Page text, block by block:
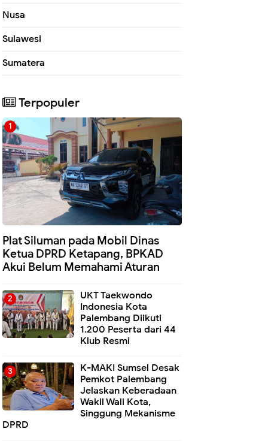
Nusa
Sulawesi
Sumatera
Terpopuler
Plat Siluman pada Mobil Dinas
Ketua DPRD Ketapang, BPKAD
Akui Belum Memahami Aturan
UKT Taekwondo
Indonesia Kota
Palembang Diikuti
1.200 Peserta dari 44
Klub Resmi
K-MAKI Sumsel Desak
Pemkot Palembang
Jelaskan Keberadaan
Wakil Wali Kota,
Singgung Mekanisme
DPRD